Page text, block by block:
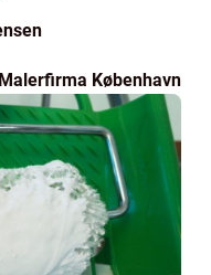
Malerfirma København